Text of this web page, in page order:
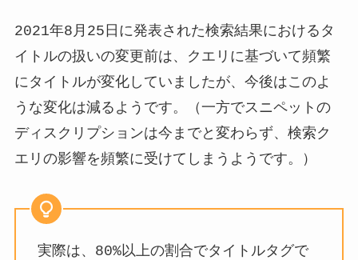
2021年8月25日に発表された検索結果におけるタ
イトルの扱いの変更前は、クエリに基づいて頻繁
にタイトルが変化していましたが、今後はこのよ
うな変化は減るようです。（一方でスニペットの
ディスクリプションは今までと変わらず、検索ク
エリの影響を頻繁に受けてしまうようです。）
実際は、80%以上の割合でタイトルタグで